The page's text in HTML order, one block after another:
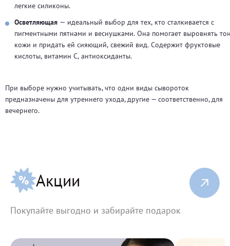
легкие силиконы.
Осветляющая — идеальный выбор для тех, кто сталкивается с
пигментными пятнами и веснушками. Она помогает выровнять
кожи и придать ей сияющий, свежий вид. Содержит фруктовые
кислоты, витамин С, антиоксиданты.
При выборе нужно учитывать, что одни виды сывороток
предназначены для утреннего ухода, другие — соответственно, для
вечернего.
Акции
Покупайте выгодно и забирайте подарок